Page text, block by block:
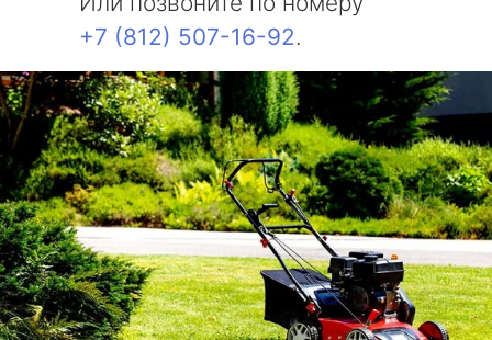
+7 (812) 507-16-92.